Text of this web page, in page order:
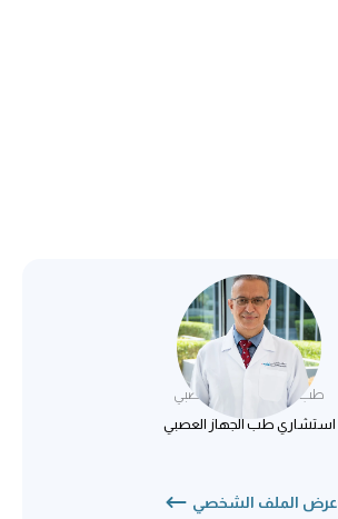
د. مصطفى صيام
طب أمراض الجهاز العصبي
استشاري طب الجهاز العصبي
عرض الملف الشخصي